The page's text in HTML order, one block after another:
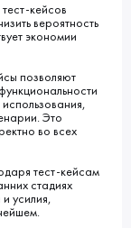
кейсов
вероятность
экономии
позволяют
Это
во всех
тест-кейсам
стадиях
усилия,